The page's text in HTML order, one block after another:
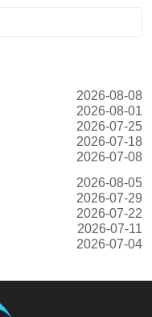
2026-08-08
2026-08-01
2026-07-25
2026-07-18
2026-07-08
2026-08-05
2026-07-29
2026-07-22
2026-07-11
2026-07-04